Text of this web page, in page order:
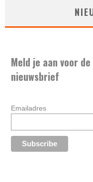
Meld je aan voor
nieuwsbrief
Emailadres